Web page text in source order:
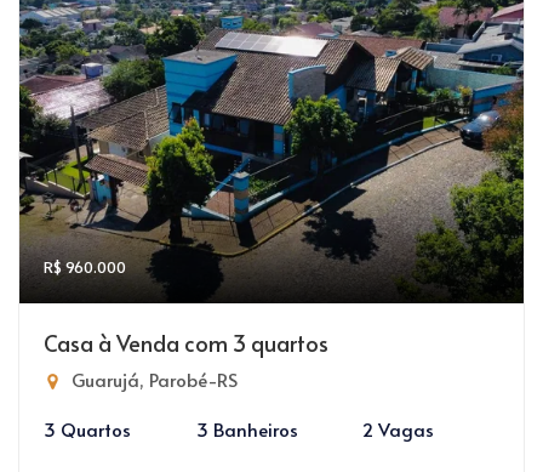
R$ 960.000
Casa à Venda com 3 quartos
Guarujá, Parobé-RS
3 Quartos
3 Banheiros 2 Vagas